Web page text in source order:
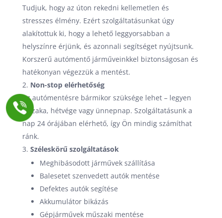
Tudjuk, hogy az úton rekedni kellemetlen és
stresszes élmény. Ezért szolgáltatásunkat úgy
alakítottuk ki, hogy a lehető leggyorsabban a
helyszínre érjünk, és azonnali segítséget nyújtsunk.
Korszerű autómentő járműveinkkel biztonságosan és
hatékonyan végezzük a mentést.
Non-stop elérhetőség
Az autómentésre bármikor szüksége lehet – legyen
éjszaka, hétvége vagy ünnepnap. Szolgáltatásunk a
nap 24 órájában elérhető, így Ön mindig számíthat
ránk.
Széleskörű szolgáltatások
Meghibásodott járművek szállítása
Balesetet szenvedett autók mentése
Defektes autók segítése
Akkumulátor bikázás
Gépjárművek műszaki mentése